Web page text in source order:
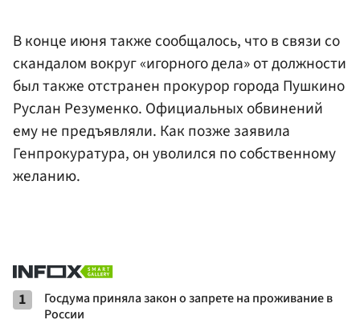
В конце июня также сообщалось, что в связи со
скандалом вокруг «игорного дела» от должности
был также отстранен прокурор города Пушкино
Руслан Резуменко. Официальных обвинений
ему не предъявляли. Как позже заявила
Генпрокуратура, он уволился по собственному
желанию.
1
Госдума приняла закон о запрете на проживание в
России